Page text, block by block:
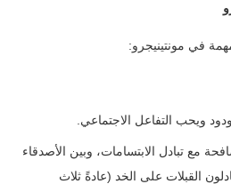
في مونتينيجرو:
ويحب التفاعل الاجتماعي.
مع تبادل الابتسامات، وبين الأصدقاء
القبلات على الخد (عادةً ثلاث